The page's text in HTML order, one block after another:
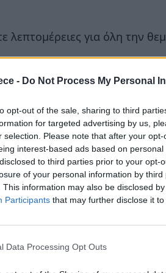
- Do Not Process My Personal
opt-out of the sale, sharing to third
for targeted advertising by us,
selection. Please note that after your
interest-based ads based on
to third parties prior to your opt-
of your personal information by third
This information may also be disclosed
Participants that may further disclose it
Data Processing Opt Outs
λεπτομέρειες για όλη την
όλες τις εκθέσεις που θα
Ελλάδα!